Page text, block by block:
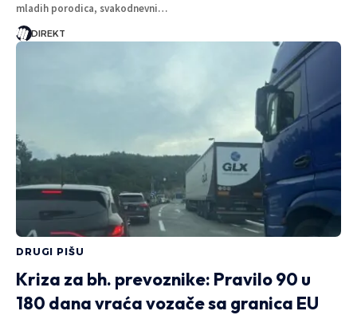
mladih porodica, svakodnevni…
DIREKT
DRUGI PIŠU
Kriza za bh. prevoznike: Pravilo 90 u
180 dana vraća vozače sa granica EU